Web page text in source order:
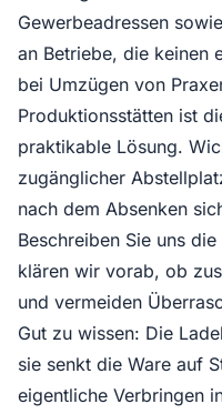
Gewerbeadressen
an Betriebe, die keinen
bei Umzügen von
Produktionsstätten ist
praktikable Lösung.
zugänglicher
nach dem Absenken
Beschreiben Sie uns
klären wir vorab, ob
und vermeiden
Gut zu wissen: Die
sie senkt die Ware auf
eigentliche Verbringen